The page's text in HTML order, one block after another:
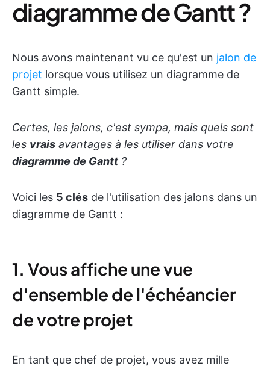
diagramme de Gantt ?
Nous avons maintenant vu ce qu'est un jalon de
projet lorsque vous utilisez un diagramme de
Gantt simple.
Certes, les jalons, c'est sympa, mais quels sont
les vrais avantages à les utiliser dans votre
diagramme de Gantt ?
Voici les 5 clés de l'utilisation des jalons dans un
diagramme de Gantt :
1. Vous affiche une vue
d'ensemble de l'échéancier
de votre projet
En tant que chef de projet, vous avez mille